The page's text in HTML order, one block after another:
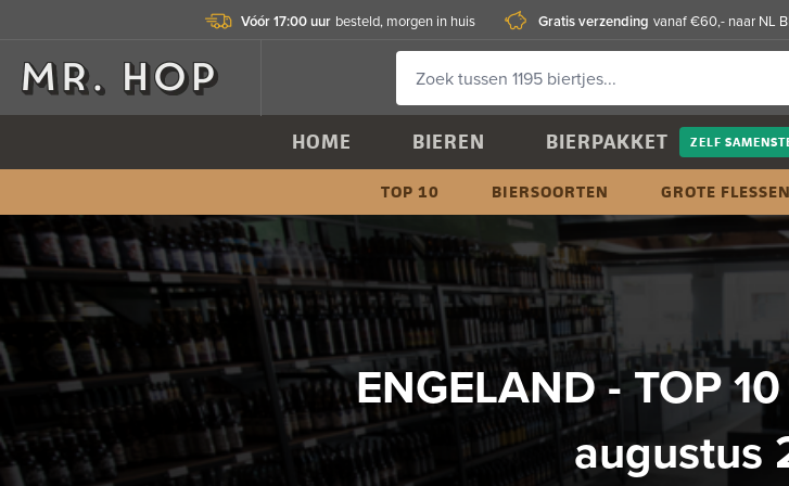
Vóór 17:00 uur besteld, morgen in huis Gratis verzending vanaf €60,- naar NL
HOME BIEREN BIERPAKKET ZELF
TOP 10 BIERSOORTEN GROTE FLESSEN
ENGELAND - TOP
augustus